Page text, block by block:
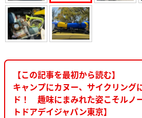
【この記事を最初から読む】
キャンプにカヌー、サイクリング
ド！ 趣味にまみれた姿こそルノ
トドアデイジャパン東京】